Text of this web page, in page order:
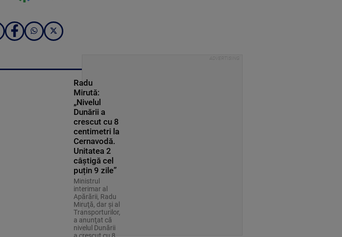
Radu
Mirută:
„Nivelul
Dunării a
crescut cu 8
centimetri la
Cernavodă.
Unitatea 2
câștigă cel
puțin 9 zile”
Ministrul
interimar al
Apărării, Radu
Miruţă, dar şi al
Transporturilor,
a anunţat că
nivelul Dunării